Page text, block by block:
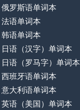
俄罗斯语单词本
法语单词本
韩语单词本
日语（汉字）单词本
日语（罗马字）单词本
西班牙语单词本
意大利语单词本
英语（美国）单词本